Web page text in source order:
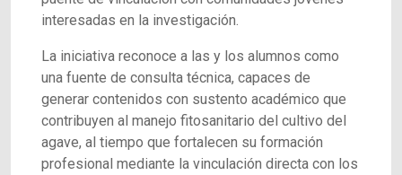
interesadas en la investigación.
La iniciativa reconoce a las y los alumnos como
una fuente de consulta técnica, capaces de
generar contenidos con sustento académico que
contribuyen al manejo fitosanitario del cultivo del
agave, al tiempo que fortalecen su formación
profesional mediante la vinculación directa con los